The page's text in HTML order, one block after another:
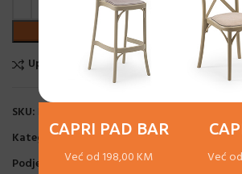
CAPRI PAD BAR
Već od 198,00 KM
Već
DODAJ U KORPU
Uporedi
Dodaj na listu želja
SKU:
Kategorije:Barske stolice, Baštenski namještaj
Podjeli: